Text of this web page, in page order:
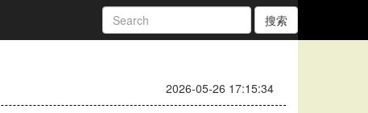
搜索
2026-05-26 17:15:34